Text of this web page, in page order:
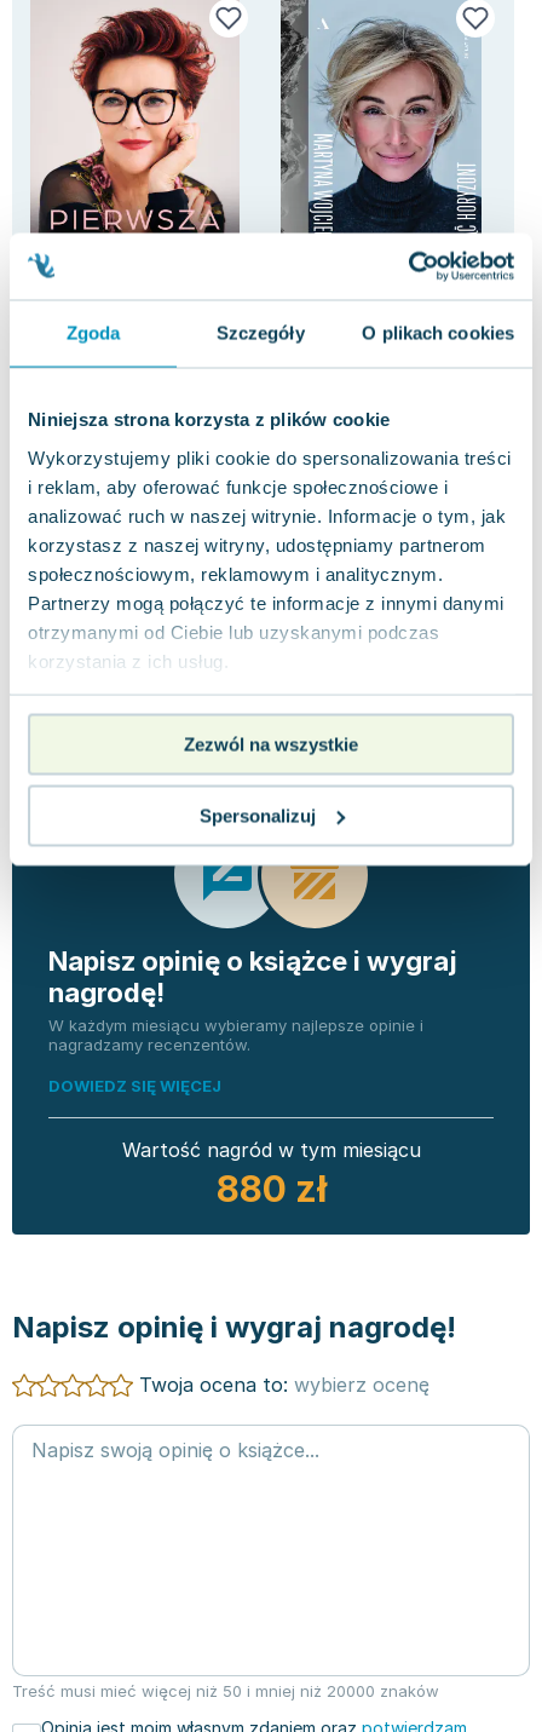
Zgoda Szczegóły O plikach cookies
Niniejsza strona korzysta z plików cookie
Wykorzystujemy pliki cookie do spersonalizowania treści
i reklam, aby oferować funkcje społecznościowe i
analizować ruch w naszej witrynie. Informacje o tym, jak
korzystasz z naszej witryny, udostępniamy partnerom
społecznościowym, reklamowym i analitycznym.
Partnerzy mogą połączyć te informacje z innymi danymi
otrzymanymi od Ciebie lub uzyskanymi podczas
korzystania z ich usług.
Zezwól na wszystkie
Spersonalizuj
Pierwsza dama. Jolanta
Kwaśniewska w rozmowie z
Jolanta Kwaśniewska,Emilia Padoł
Twarda Pakujemy 10.08
71.66 zł nowa
Do koszyka
-20%
Przesunąć horyzont. 20 lat
później
Twarda
64.22 zł nowa
Do koszyka
Opinie
użytkowników
0 ocen i 0
Napisz opinię o książce i wygraj
nagrodę!
W każdym miesiącu wybieramy najlepsze opinie i
nagradzamy recenzentów.
DOWIEDZ SIĘ WIĘCEJ
Wartość nagród w tym miesiącu
880 zł
Napisz opinię i wygraj nagrodę!
Twoja ocena to: wybierz ocenę
Treść musi mieć więcej niż 50 i mniej niż 20000 znaków
Opinia jest moim własnym zdaniem oraz potwierdzam